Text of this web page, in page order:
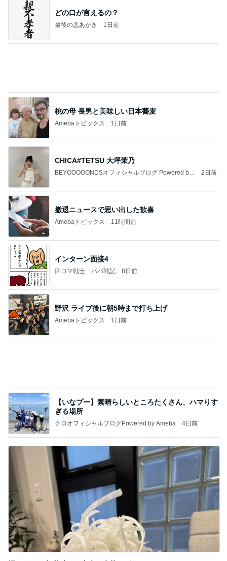
桃の母 長男と美味しい日本蕎麦
Amebaトピックス 1日前
撤退ニュースで思い出した歓喜
Amebaトピックス 11時間前
インターン面接4
四コマ戦士 パパ戦記 8日前
野沢 ライブ後に朝5時まで打ち上げ
Amebaトピックス 1日前
【いなプー】素晴らしいところたくさん、ハマりす
ぎる場所
クロオフィシャルブログPowered by Ameba
堀ちえみの夫 美味しく出来た水菜そば
Amebaトピックス 1日前